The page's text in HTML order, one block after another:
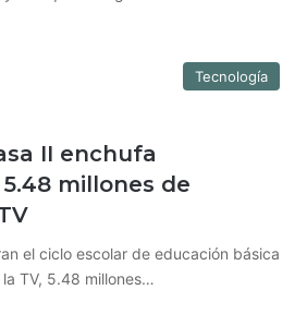
Tecnología
II enchufa
millones de
el ciclo escolar de educación básica
TV, 5.48 millones…